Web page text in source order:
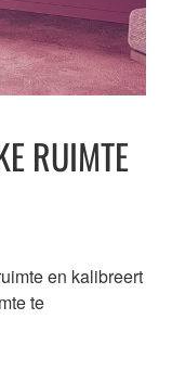
RUIMTE
en kalibreert
te